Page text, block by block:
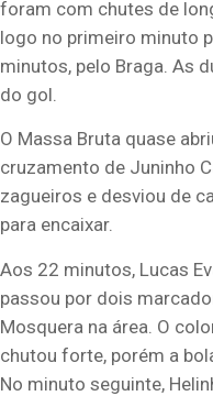
foram com chutes de
logo no primeiro minuto
minutos, pelo Braga. As
do gol.
O Massa Bruta quase
cruzamento de Juninho
zagueiros e desviou de
para encaixar.
Aos 22 minutos, Lucas
passou por dois
Mosquera na área. O
chutou forte, porém a
No minuto seguinte,